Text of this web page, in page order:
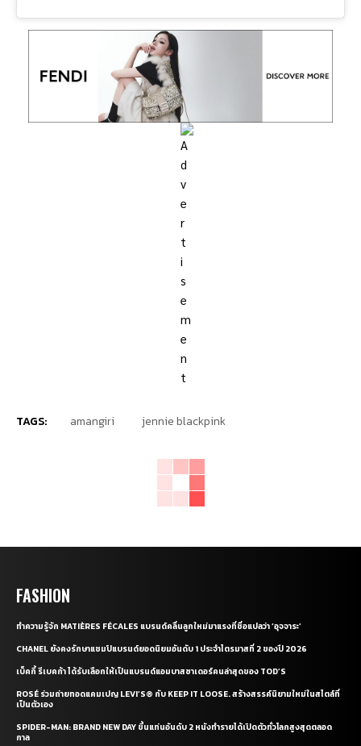
TAGS: amangiri jennie blackpink
FASHION
ทำความรู้จัก MATIÈRES FÉCALES แบรนด์คลื่นลูกใหม่มาแรงที่ชื่อแปลว่า ‘อุจจาระ’
CHANEL ยังคงรักษาแชมป์แบรนด์ยอดนิยมอันดับ 1 ประจำไตรมาสที่ 2 ของปี 2026
เบ็คกี้ รีเบคก้า ได้รับเลือกให้เป็นแบรนด์แอมบาสซาเดอร์คนล่าสุดของ TOD’S
ROSÉ ร่วมถ่ายทอดแคมเปญ LEVI’S® กับ KEEP IT LOOSE. สร้างสรรค์นิยามใหม่ในสไตล์ที่
เป็นตัวเอง
SPIDER-MAN: BRAND NEW DAY ขึ้นแท่นอันดับ 2 หนังทำรายได้เปิดตัวทั่วโลกสูงสุดตลอด
กาล